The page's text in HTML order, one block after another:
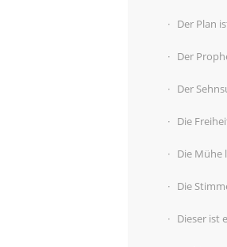
Der Plan
Der
Der
Die
Die Mühe
Die
Dieser ist